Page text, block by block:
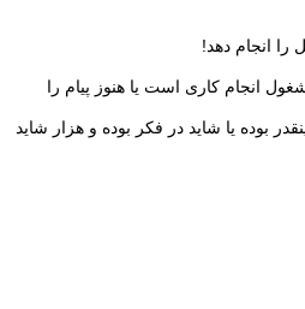
انجام دهد!
انجام کاری است یا هنوز پیام را
بوده یا شاید در فکر بوده و هزار شاید